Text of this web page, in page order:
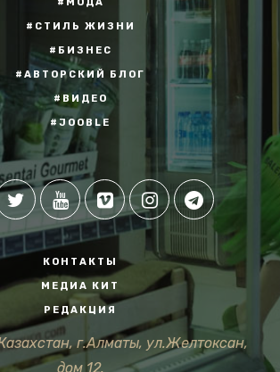
#МОДА
#СТИЛЬ ЖИЗНИ
#БИЗНЕС
#АВТОРСКИЙ БЛОГ
#ВИДЕО
#JOOBLE
КОНТАКТЫ
МЕДИА КИТ
РЕДАКЦИЯ
г.Алматы, ул.Желтоксан,
дом 12.